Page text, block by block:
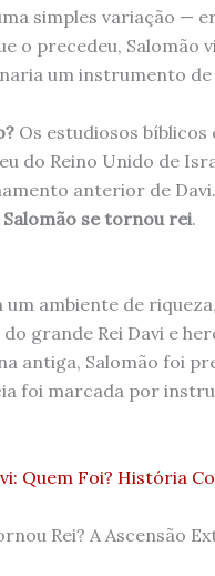
simples variação —
o precedeu, Salomão
um instrumento de
Os estudiosos
do Reino Unido de
anterior de
Salomão se tornou rei.
um ambiente de
grande Rei Davi e
antiga, Salomão foi
foi marcada por
Quem Foi? História
Rei? A Ascensão